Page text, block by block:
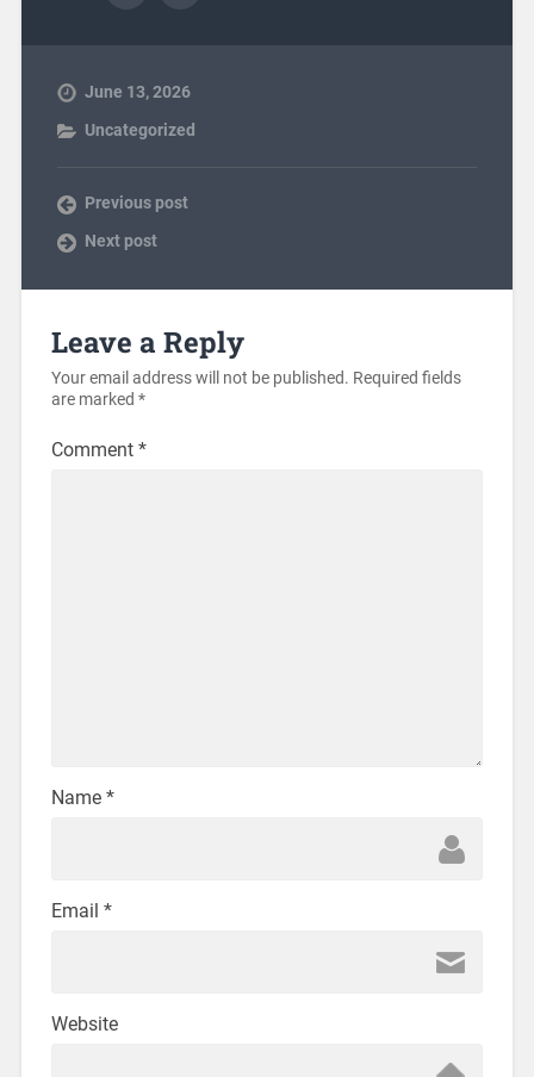
June 13, 2026
Uncategorized
Previous post
Next post
Leave a Reply
Your email address will not be published. Required fields
are marked *
Comment *
Name *
Email *
Website